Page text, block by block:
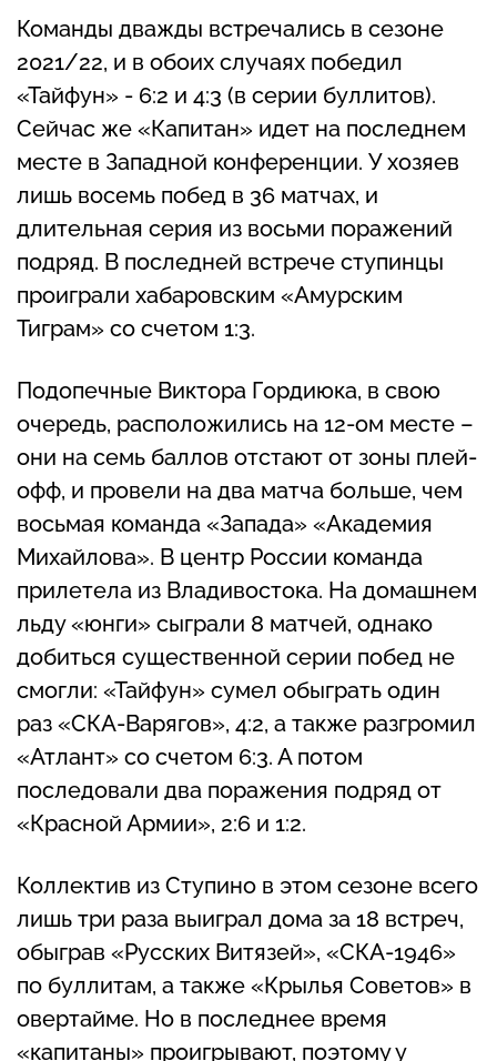
Команды дважды встречались в сезоне
2021/22, и в обоих случаях победил
«Тайфун» - 6:2 и 4:3 (в серии буллитов).
Сейчас же «Капитан» идет на последнем
месте в Западной конференции. У хозяев
лишь восемь побед в 36 матчах, и
длительная серия из восьми поражений
подряд. В последней встрече ступинцы
проиграли хабаровским «Амурским
Тиграм» со счетом 1:3.
Подопечные Виктора Гордиюка, в свою
очередь, расположились на 12-ом месте –
они на семь баллов отстают от зоны плей-
офф, и провели на два матча больше, чем
восьмая команда «Запада» «Академия
Михайлова». В центр России команда
прилетела из Владивостока. На домашнем
льду «юнги» сыграли 8 матчей, однако
добиться существенной серии побед не
смогли: «Тайфун» сумел обыграть один
раз «СКА-Варягов», 4:2, а также разгромил
«Атлант» со счетом 6:3. А потом
последовали два поражения подряд от
«Красной Армии», 2:6 и 1:2.
Коллектив из Ступино в этом сезоне всего
лишь три раза выиграл дома за 18 встреч,
обыграв «Русских Витязей», «СКА-1946»
по буллитам, а также «Крылья Советов» в
овертайме. Но в последнее время
«капитаны» проигрывают, поэтому у